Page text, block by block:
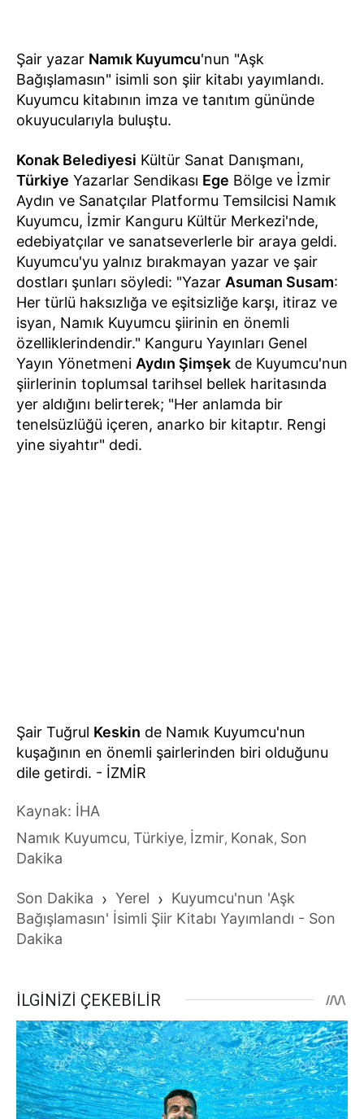
Şair yazar Namık Kuyumcu'nun "Aşk
Bağışlamasın" isimli son şiir kitabı yayımlandı.
Kuyumcu kitabının imza ve tanıtım gününde
okuyucularıyla buluştu.
Konak Belediyesi Kültür Sanat Danışmanı,
Türkiye Yazarlar Sendikası Ege Bölge ve İzmir
Aydın ve Sanatçılar Platformu Temsilcisi Namık
Kuyumcu, İzmir Kanguru Kültür Merkezi'nde,
edebiyatçılar ve sanatseverlerle bir araya geldi.
Kuyumcu'yu yalnız bırakmayan yazar ve şair
dostları şunları söyledi: "Yazar Asuman Susam:
Her türlü haksızlığa ve eşitsizliğe karşı, itiraz ve
isyan, Namık Kuyumcu şiirinin en önemli
özelliklerindendir." Kanguru Yayınları Genel
Yayın Yönetmeni Aydın Şimşek de Kuyumcu'nun
şiirlerinin toplumsal tarihsel bellek haritasında
yer aldığını belirterek; "Her anlamda bir
tenelsüzlüğü içeren, anarko bir kitaptır. Rengi
yine siyahtır" dedi.
Şair Tuğrul Keskin de Namık Kuyumcu'nun
kuşağının en önemli şairlerinden biri olduğunu
dile getirdi. - İZMİR
Kaynak: İHA
Namık Kuyumcu, Türkiye, İzmir, Konak, Son
Dakika
Son Dakika › Yerel › Kuyumcu'nun 'Aşk
Bağışlamasın' İsimli Şiir Kitabı Yayımlandı - Son
Dakika